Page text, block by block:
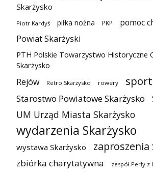
Skarżysko
Piotr Kardyś piłka nożna PKP
pomoc
Powiat Skarżyski
PTH Polskie Towarzystwo Historyczne
Skarżysko
Rejów Retro Skarżysko rowery sport
Starostwo Powiatowe Skarżysko
UM Urząd Miasta Skarżysko
wydarzenia Skarżysko
wystawa Skarżysko zaproszenia
zbiórka charytatywna zespół Perły